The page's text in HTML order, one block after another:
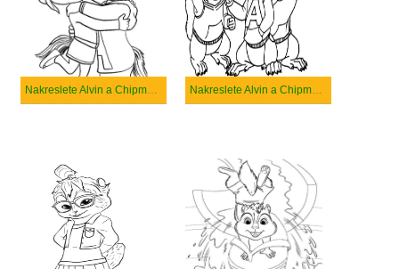
Nakreslete Alvin a Chipmunkové základní Nakreslete Alvin a Chipmunkové jednoduše pro děti